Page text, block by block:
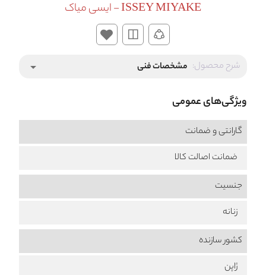
ISSEY MIYAKE - ایسی میاک
شرح محصول: مشخصات فنی arrow_drop_down
ویژگی‌های عمومی
گارانتی و ضمانت
ضمانت اصالت کالا
جنسیت
زنانه
کشور سازنده
ژاپن